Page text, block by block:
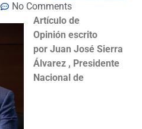
No Comments
Artículo de
Opinión escrito
por Juan José Sierra
Álvarez , Presidente
Nacional de